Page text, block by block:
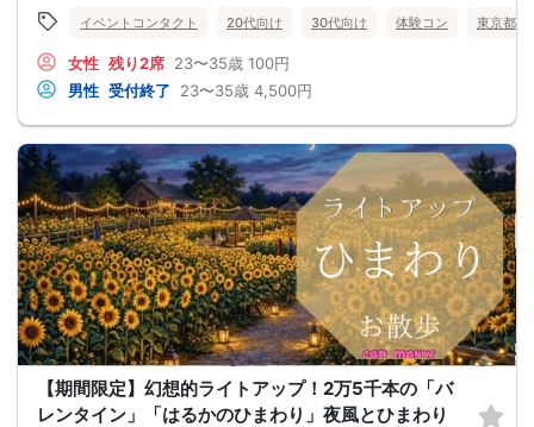
イベントコンタクト 20代向け 30代向け 体験コン 東京都
女性 残り2席 23〜35歳 100円
男性 受付終了 23〜35歳 4,500円
【期間限定】幻想的ライトアップ！2万5千本の「バ
レンタイン」「はるかのひまわり」夜風とひまわり